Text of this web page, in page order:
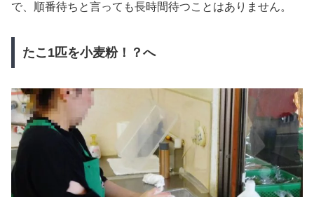
で、 順番待ちと言っても長時間待つことはありません。
たこ1匹を小麦粉！？へ